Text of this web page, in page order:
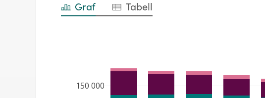
Graf Tabell
150 000